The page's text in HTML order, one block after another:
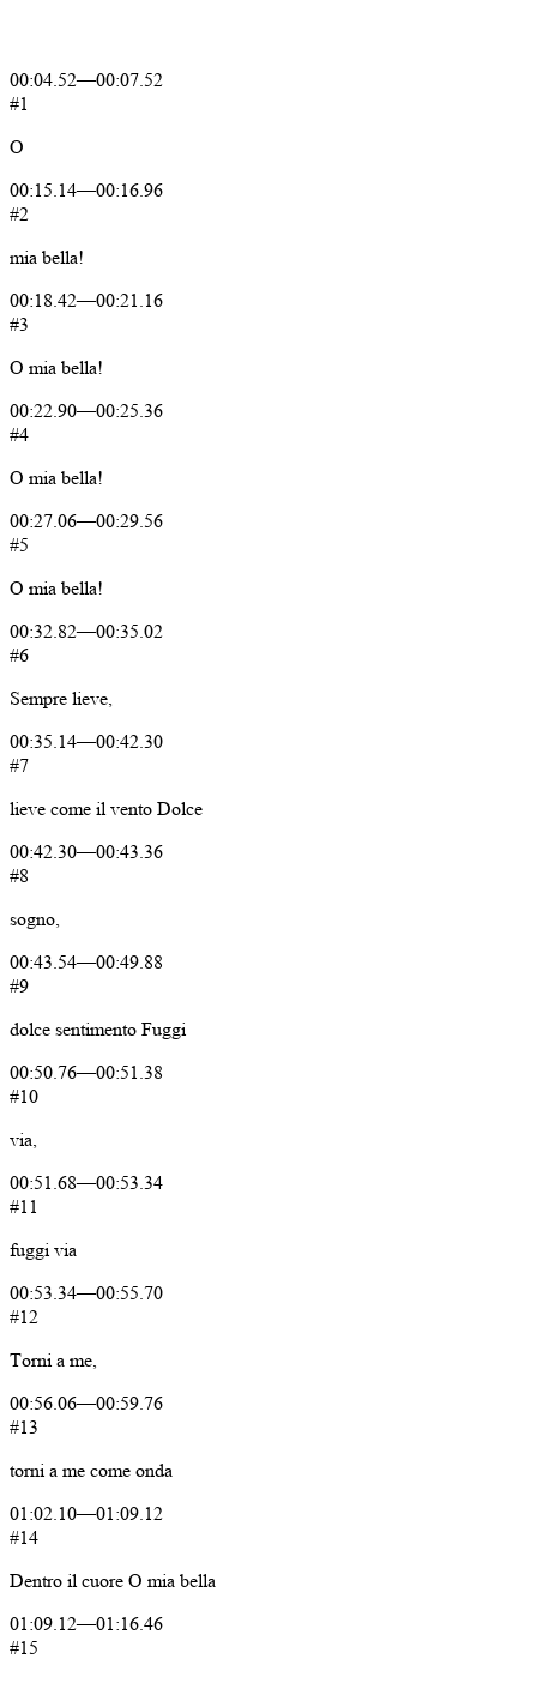
00:04.52—00:07.52
#1
O
00:15.14—00:16.96
#2
mia bella!
00:18.42—00:21.16
#3
O mia bella!
00:22.90—00:25.36
#4
O mia bella!
00:27.06—00:29.56
#5
O mia bella!
00:32.82—00:35.02
#6
Sempre lieve,
00:35.14—00:42.30
#7
lieve come il vento Dolce
00:42.30—00:43.36
#8
sogno,
00:43.54—00:49.88
#9
dolce sentimento Fuggi
00:50.76—00:51.38
#10
via,
00:51.68—00:53.34
#11
fuggi via
00:53.34—00:55.70
#12
Torni a me,
00:56.06—00:59.76
#13
torni a me come onda
01:02.10—01:09.12
#14
Dentro il cuore O mia bella
01:09.12—01:16.46
#15